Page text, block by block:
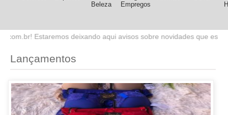
Beleza
Empregos
aqui avisos sobre novidades que estaremos lançando no site.
Lançamentos